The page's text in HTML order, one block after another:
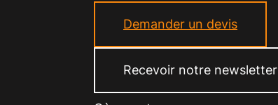
Demander un devis
Recevoir notre newsletter